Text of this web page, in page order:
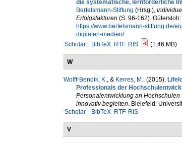
die systematische, lernförderliche
Bertelsmann-Stiftung (Hrsg.),
Erfolgsfaktoren (S. 96-162).
https://www.bertelsmann-stiftung.de/
digitalen-medien/
Scholar |
BibTeX RTF RIS (1.46 MB)
W
Wolff-Bendik, K., & Kerres, M.. (2015).
Professionals der
Personalentwicklung an
innovativ begleiten. Bielefeld:
Scholar |
BibTeX RTF RIS
V